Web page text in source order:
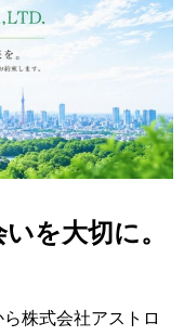
を大切に。
株式会社アストロ